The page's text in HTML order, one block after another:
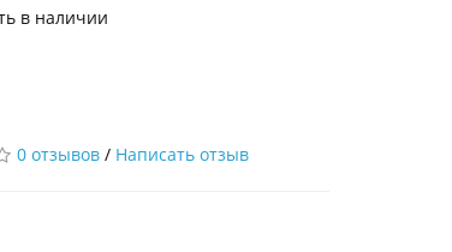
в наличии
0 отзывов / Написать отзыв